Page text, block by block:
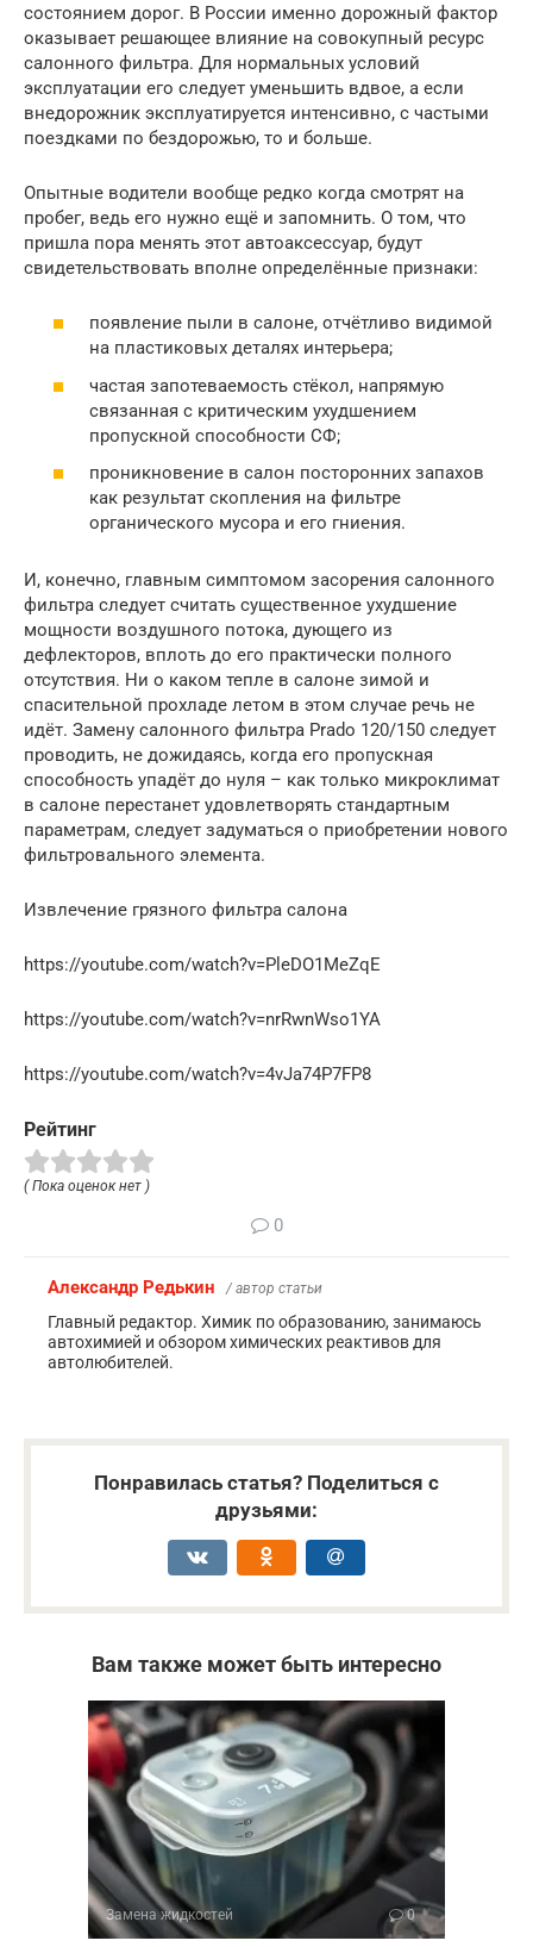
состоянием дорог. В России именно дорожный фактор
оказывает решающее влияние на совокупный ресурс
салонного фильтра. Для нормальных условий
эксплуатации его следует уменьшить вдвое, а если
внедорожник эксплуатируется интенсивно, с частыми
поездками по бездорожью, то и больше.
Опытные водители вообще редко когда смотрят на
пробег, ведь его нужно ещё и запомнить. О том, что
пришла пора менять этот автоаксессуар, будут
свидетельствовать вполне определённые признаки:
появление пыли в салоне, отчётливо видимой
на пластиковых деталях интерьера;
частая запотеваемость стёкол, напрямую
связанная с критическим ухудшением
пропускной способности СФ;
проникновение в салон посторонних запахов
как результат скопления на фильтре
органического мусора и его гниения.
И, конечно, главным симптомом засорения салонного
фильтра следует считать существенное ухудшение
мощности воздушного потока, дующего из
дефлекторов, вплоть до его практически полного
отсутствия. Ни о каком тепле в салоне зимой и
спасительной прохладе летом в этом случае речь не
идёт. Замену салонного фильтра Prado 120/150 следует
проводить, не дожидаясь, когда его пропускная
способность упадёт до нуля – как только микроклимат
в салоне перестанет удовлетворять стандартным
параметрам, следует задуматься о приобретении нового
фильтровального элемента.
Извлечение грязного фильтра салона
https://youtube.com/watch?v=PleDO1MeZqE
https://youtube.com/watch?v=nrRwnWso1YA
https://youtube.com/watch?v=4vJa74P7FP8
Рейтинг
( Пока оценок нет )
0
Александр Редькин / автор статьи
Главный редактор. Химик по образованию, занимаюсь
автохимией и обзором химических реактивов для
автолюбителей.
Понравилась статья? Поделиться с
друзьями:
Вам также может быть интересно
Замена жидкостей 0